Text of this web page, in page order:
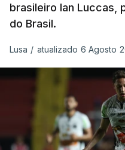
brasileiro Ian Luccas,
do Brasil.
Lusa / atualizado 6 Agosto